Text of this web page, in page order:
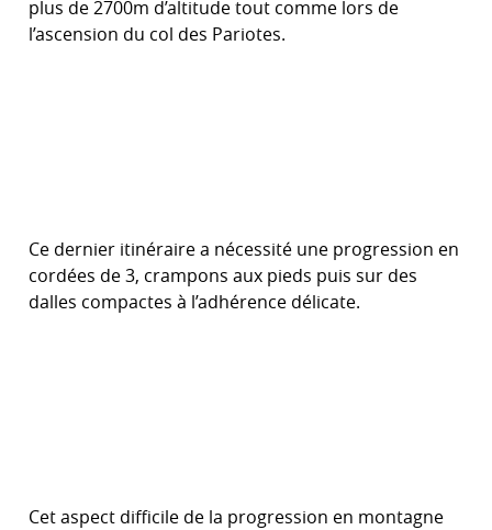
plus de 2700m d’altitude tout comme lors de
l’ascension du col des Pariotes.
Ce dernier itinéraire a nécessité une progression en
cordées de 3, crampons aux pieds puis sur des
dalles compactes à l’adhérence délicate.
Cet aspect difficile de la progression en montagne